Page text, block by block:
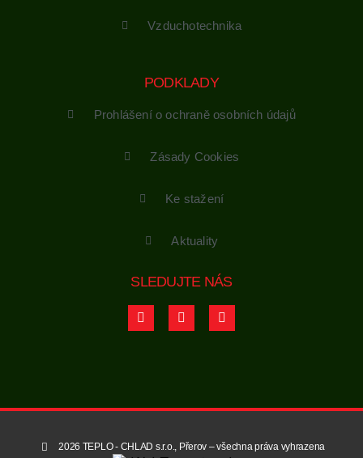
Vzduchotechnika
PODKLADY
Prohlášení o ochraně osobních údajů
Zásady Cookies
Ke stažení
Aktuality
SLEDUJTE NÁS
2026 TEPLO - CHLAD s.r.o., Přerov – všechna práva vyhrazena